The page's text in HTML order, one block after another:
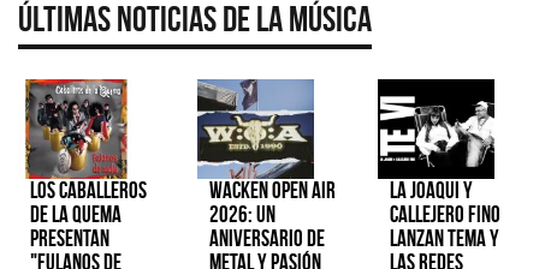
Últimas Noticias de la Música
Los Caballeros
de la Quema
presentan
"Fulanos de
Wacken Open Air
2026: Un
aniversario de
metal y pasión
La Joaqui y
Callejero Fino
lanzan tema y
las redes